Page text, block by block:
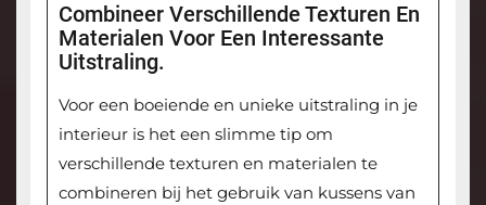
Combineer Verschillende Texturen En
Materialen Voor Een Interessante
Uitstraling.
Voor een boeiende en unieke uitstraling in je
interieur is het een slimme tip om
verschillende texturen en materialen te
combineren bij het gebruik van kussens van